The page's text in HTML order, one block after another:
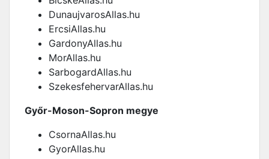
DunaujvarosAllas.hu
ErcsiAllas.hu
GardonyAllas.hu
MorAllas.hu
SarbogardAllas.hu
SzekesfehervarAllas.hu
Győr-Moson-Sopron megye
CsornaAllas.hu
GyorAllas.hu